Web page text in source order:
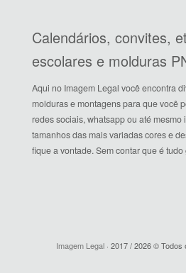
Calendários, convites,
escolares e molduras
Aqui no Imagem Legal você encontra
molduras e montagens para que você
redes sociais, whatsapp ou até mesmo
tamanhos das mais variadas cores e
fique a vontade. Sem contar que é tudo
Imagem Legal · 2017 / 2026 ©